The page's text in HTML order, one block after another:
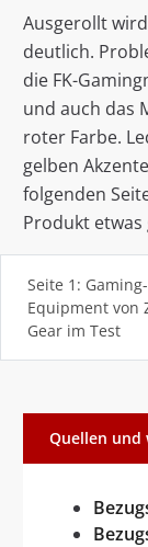
Ausgerollt
deutlich.
die FK-
und auch das
roter Farbe.
gelben
folgenden
Produkt etwas
Seite 1: Gaming-
Equipment von
Gear im Test
Quellen und